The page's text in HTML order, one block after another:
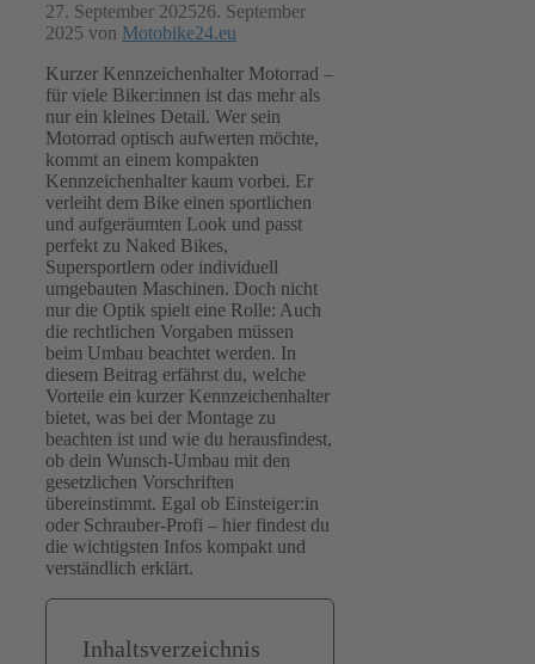
27. September 202526. September
2025 von Motobike24.eu
Kurzer Kennzeichenhalter Motorrad –
für viele Biker:innen ist das mehr als
nur ein kleines Detail. Wer sein
Motorrad optisch aufwerten möchte,
kommt an einem kompakten
Kennzeichenhalter kaum vorbei. Er
verleiht dem Bike einen sportlichen
und aufgeräumten Look und passt
perfekt zu Naked Bikes,
Supersportlern oder individuell
umgebauten Maschinen. Doch nicht
nur die Optik spielt eine Rolle: Auch
die rechtlichen Vorgaben müssen
beim Umbau beachtet werden. In
diesem Beitrag erfährst du, welche
Vorteile ein kurzer Kennzeichenhalter
bietet, was bei der Montage zu
beachten ist und wie du herausfindest,
ob dein Wunsch-Umbau mit den
gesetzlichen Vorschriften
übereinstimmt. Egal ob Einsteiger:in
oder Schrauber-Profi – hier findest du
die wichtigsten Infos kompakt und
verständlich erklärt.
Inhaltsverzeichnis